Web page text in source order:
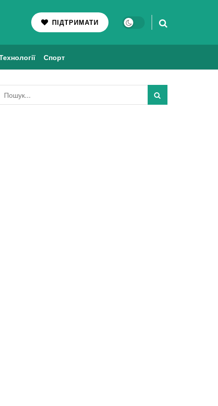
ПІДТРИМАТИ
Спорт